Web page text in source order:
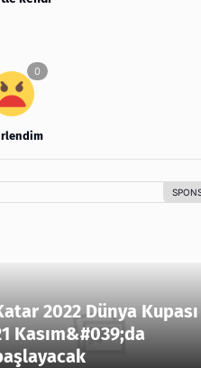
2022 Dünya Kupası
Kasım&#039;da